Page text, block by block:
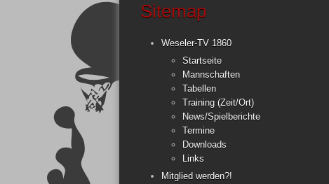
Sitemap
Weseler-TV 1860
Startseite
Mannschaften
Tabellen
Training (Zeit/Ort)
News/Spielberichte
Termine
Downloads
Links
Mitglied werden?!